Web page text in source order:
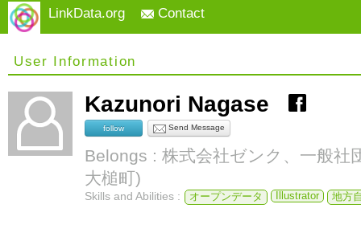
LinkData.org Contact
User Information
Kazunori Nagase
follow Send Message
Belongs : 株式会社ゼンク、一般社
大槌町)
Skills and Abilities : オープンデータ Illustrator 地方